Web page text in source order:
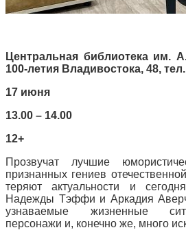
Центральная библиотека им.
100-летия Владивостока, 48,
17 июня
13.00 – 14.00
12+
Прозвучат лучшие
признанных гениев
теряют актуальности и
Надежды Тэффи и Аркадия
узнаваемые жизненные
персонажи и, конечно же, много